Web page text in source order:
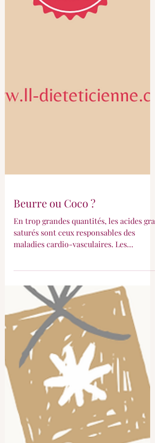
En trop grandes quantités, les acides gras
saturés sont ceux responsables des
maladies cardio-vasculaires. Les
recommandations nutritionnelles
conseillent un apport en acides gras
saturés mais sans excès !